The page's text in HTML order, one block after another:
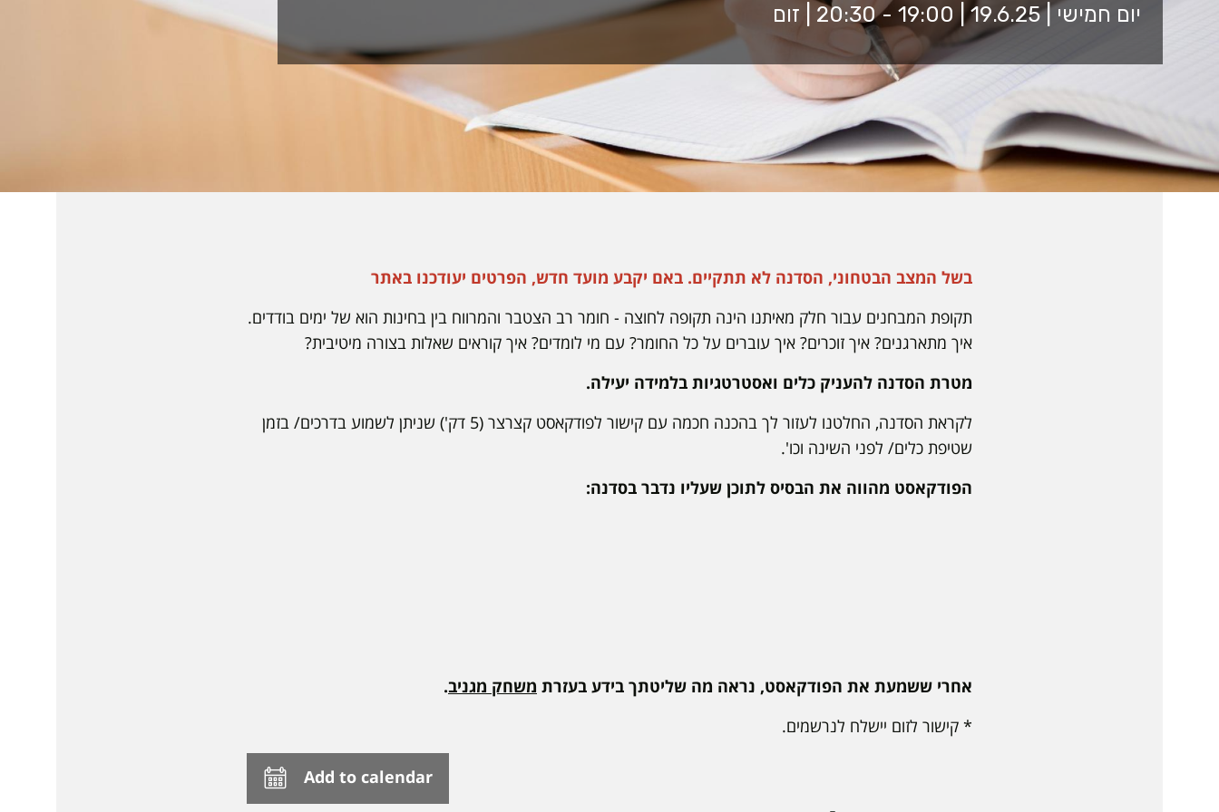
יום חמישי | 19.6.25 | 19:00 - 20:30 | זום
בשל המצב הבטחוני, הסדנה לא תתקיים. באם יקבע מועד חדש, הפרטים יעודכנו באתר
תקופת המבחנים עבור חלק מאיתנו הינה תקופה לחוצה - חומר רב הצטבר והמרווח בין בחינות הוא של ימים בודדים.
איך מתארגנים? איך זוכרים? איך עוברים על כל החומר? עם מי לומדים? איך קוראים שאלות בצורה מיטיבית?
מטרת הסדנה להעניק כלים ואסטרטגיות בלמידה יעילה.
לקראת הסדנה, החלטנו לעזור לך בהכנה חכמה עם קישור לפודקאסט קצרצר (5 דק') שניתן לשמוע בדרכים/ בזמן
שטיפת כלים/ לפני השינה וכו'.
הפודקאסט מהווה את הבסיס לתוכן שעליו נדבר בסדנה:
אחרי ששמעת את הפודקאסט, נראה מה שליטתך בידע בעזרת משחק מגניב.
* קישור לזום יישלח לנרשמים.
Add to calendar